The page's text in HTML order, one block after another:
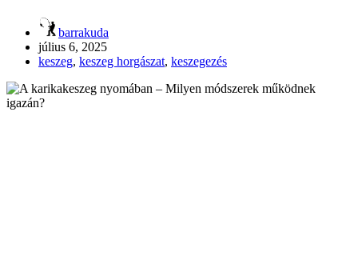
barrakuda
július 6, 2025
keszeg, keszeg horgászat, keszegezés